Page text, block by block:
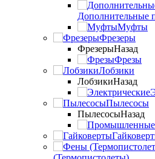
Дополнительные
Муфты
Фрезеры
ФрезерыНазад
Фрезы
Лобзики
ЛобзикиНазад
Пылесосы
ПылесосыНазад